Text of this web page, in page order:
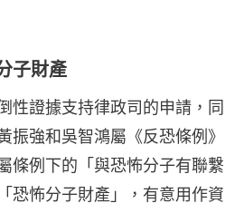
子財產
性證據支持律政司的申請，同
振強和吳智鴻屬《反恐條例》
條例下的「與恐怖分子有聯繫
恐怖分子財產」，有意用作資